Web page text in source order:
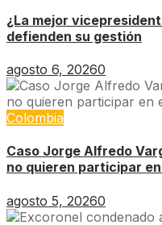
¿La mejor
defienden su gestión
agosto 6, 20260
Colombia
Caso Jorge Alfredo
no quieren participar
agosto 5, 20260